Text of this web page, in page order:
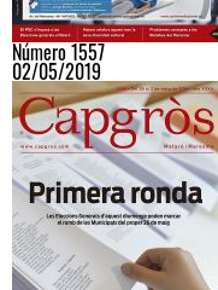
Número 1557
02/05/2019